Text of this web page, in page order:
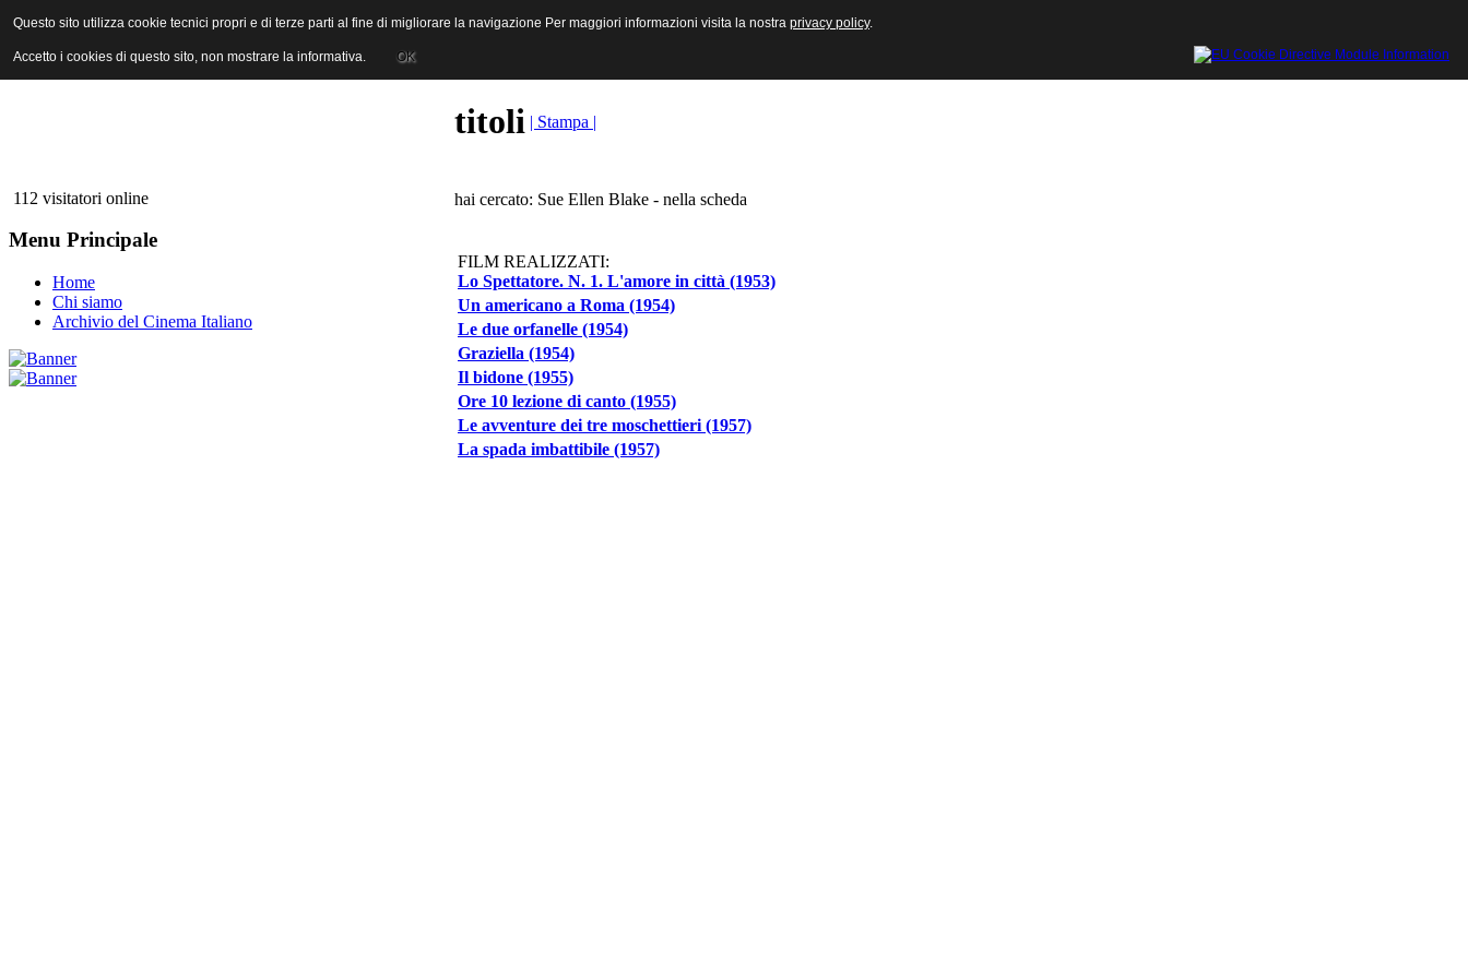
ANICA | Associazione Nazionale Industrie Cinematografiche Audiovisive e Multimediali
112 visitatori online
Menu Principale
Home
Chi siamo
Archivio del Cinema Italiano
titoli | Stampa |
hai cercato: Sue Ellen Blake - nella scheda
FILM REALIZZATI:
Lo Spettatore. N. 1. L'amore in città (1953)
Un americano a Roma (1954)
Le due orfanelle (1954)
Graziella (1954)
Il bidone (1955)
Ore 10 lezione di canto (1955)
Le avventure dei tre moschettieri (1957)
La spada imbattibile (1957)
Questo sito utilizza cookie tecnici propri e di terze parti al fine di migliorare la navigazione Per maggiori informazioni visita la nostra privacy policy.
Accetto i cookies di questo sito, non mostrare la informativa. OK
Questo sito utilizza cookie tecnici propri e di terze parti al fine di migliorare la navigazione Per maggiori informazioni visita la nostra privacy policy.
Accetto i cookies di questo sito, non mostrare la informativa. OK